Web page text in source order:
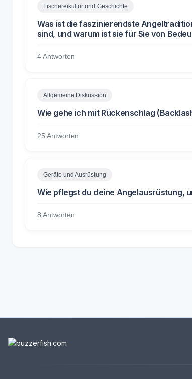
Fischereikultur und Geschichte
Was ist die faszinierendste
sind, und warum ist sie für Sie von
4 Antworten
Allgemeine Diskussion
Wie gehe ich mit Rückenschlag
25 Antworten
Geräte und Ausrüstung
Wie pflegst du deine Angelausrüstung,
8 Antworten